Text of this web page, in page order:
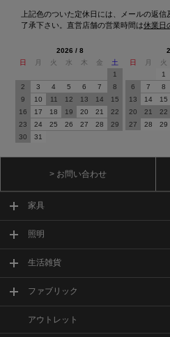
上記色のついた定休日には、メールの返
了承下さい。直営店舗の営業時間は休業日
2026 / 8
日
月 火 水 木 金
土
1
2
3 4 5 6 7
8
9
10 11 12 13 14
15
16
17 18 19 20 21
22
23
24 25 26 27 28
29
30
31
日
月 火
1
6
7 8
13
14 15
20
21 22
27
28 29
> お問い合わせ
家具
照明
生活雑貨
ファブリック
アウトレット